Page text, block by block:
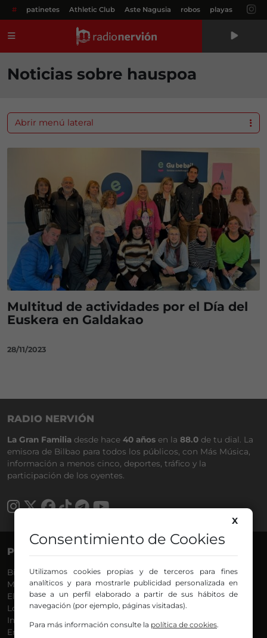
# patinetes Athletic Club Aste Nagusia robos playas
Noticias sobre hauspoa
Multitud de actividades por el Día del
Euskera en Galdakao
28/11/2023
Abrir menú lateral
RADIO NERVIÓN
La Gran Familia desde hace 40 años en la 88.0 de tu dial. La
emisora de Bilbao para todos los públicos, con Más Música,
información a menos cinco, deportes, tráfico y la
participación de los oyentes.
PROGRAMAS
Bilbosport
Más Música
El Madrugador
Lo Más Nuevo
Informativos
En Ruta
Agurtzane
Belén Ollero
Dani
Eduardo
Eva Argote
Endika
X
Consentimiento de Cookies
Utilizamos cookies propias y de terceros para fines
analíticos y para mostrarle publicidad personalizada en
base a un perfil elaborado a partir de sus hábitos de
navegación (por ejemplo, páginas visitadas).
Para más información consulte la política de cookies.